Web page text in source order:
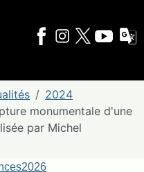
2024
monumentale d'une
par Michel